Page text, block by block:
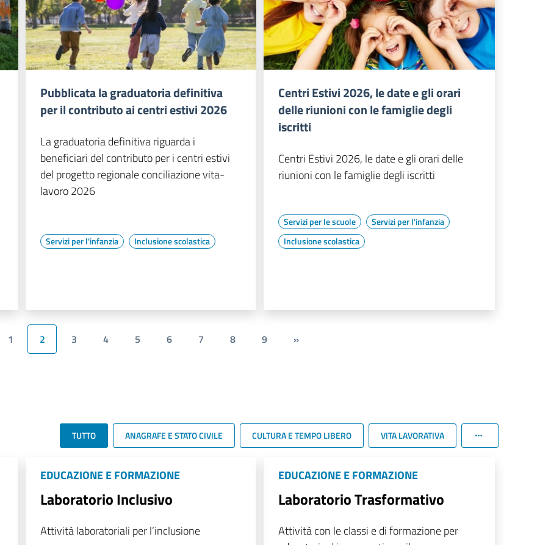
Pubblicata la graduatoria definitiva
per il contributo ai centri estivi 2026
La graduatoria definitiva riguarda i
beneficiari del contributo per i centri estivi
del progetto regionale conciliazione vita-
lavoro 2026
Servizi per l'infanzia Inclusione scolastica
Centri Estivi 2026, le date e gli orari
delle riunioni con le famiglie degli
iscritti
Centri Estivi 2026, le date e gli orari delle
riunioni con le famiglie degli iscritti
Servizi per le scuole
Servizi per l'infanzia
Inclusione scolastica
1 2 3 4 5 6 7 8 9 »
TUTTO ANAGRAFE E STATO CIVILE CULTURA E TEMPO LIBERO VITA LAVORATIVA
EDUCAZIONE E FORMAZIONE
Laboratorio Inclusivo
Attività laboratoriali per l’inclusione
EDUCAZIONE E FORMAZIONE
Laboratorio Trasformativo
Attività con le classi e di formazione per